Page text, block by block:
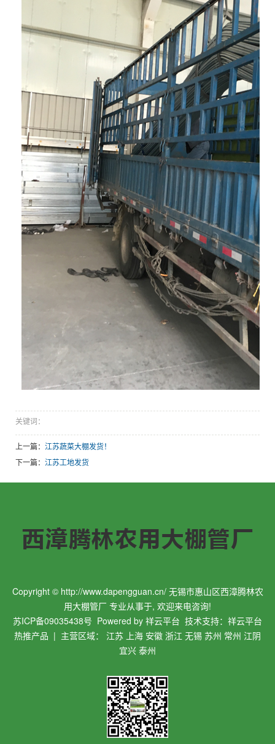
关键词：
上一篇： 江苏蔬菜大棚发货！
下一篇： 江苏工地发货
Copyright © http://www.dapengguan.cn/ 无锡市惠山区西漳腾林农
用大棚管厂 专业从事于, 欢迎来电咨询!
苏ICP备09035438号 Powered by 祥云平台 技术支持： 祥云平台
热推产品 | 主营区域： 江苏 上海 安徽 浙江 无锡 苏州 常州 江阴
宜兴 泰州